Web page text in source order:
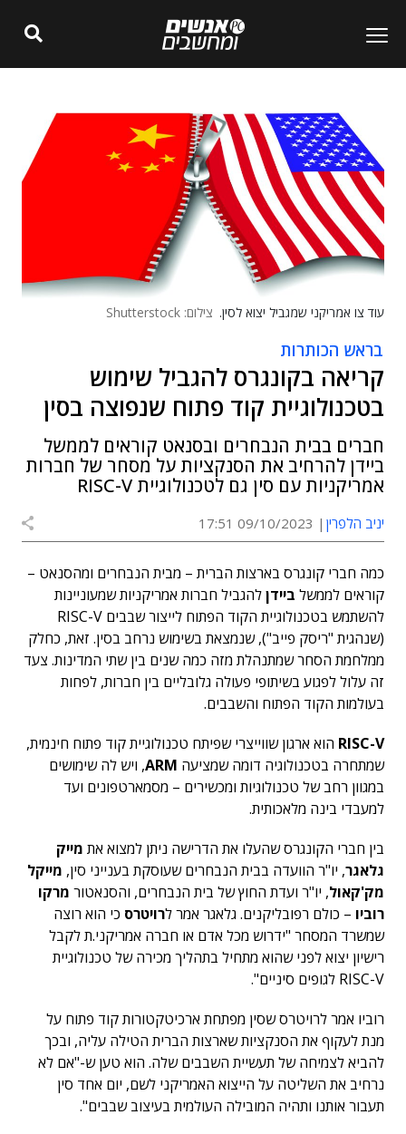
עוד צו אמריקני שמגביל יצוא לסין. צילום: Shutterstock
בראש הכותרות
קריאה בקונגרס להגביל שימוש
בטכנולוגיית קוד פתוח שנפוצה בסין
חברים בבית הנבחרים ובסנאט קוראים לממשל
ביידן להרחיב את הסנקציות על מסחר של חברות
אמריקניות עם סין גם לטכנולוגיית RISC-V
יניב הלפרין 09/10/2023 17:51
כמה חברי קונגרס בארצות הברית – מבית הנבחרים ומהסנאט –
קוראים לממשל ביידןלהגביל חברות אמריקניות שמעוניינות
להשתמש בטכנולוגיית הקוד הפתוח לייצור שבבים RISC-V
(שנהגית "ריסק פייב"), שנמצאת בשימוש נרחב בסין. זאת, כחלק
ממלחמת הסחר שמתנהלת מזה כמה שנים בין שתי המדינות. צעד
זה עלול לפגוע בשיתופי פעולה גלובליים בין חברות, לפחות
בעולמות הקוד הפתוח והשבבים.
RISC-V הוא ארגון שווייצרי שפיתח טכנולוגיית קוד פתוח חינמית,
שמתחרה בטכנולוגיה דומה שמציעה ARM, ויש לה שימושים
במגוון רחב של טכנולוגיות ומכשירים – מסמארטפונים ועד
למעבדי בינה מלאכותית.
בין חברי הקונגרס שהעלו את הדרישה ניתן למצוא את מייק
גלאגר, יו"ר הוועדה בבית הנבחרים שעוסקת בענייני סין, מייקל
מק'קאול, יו"ר ועדת החוץ של בית הנבחרים, והסנאטור מרקו
רוביו – כולם רפובליקנים. גלאגר אמר לרויטרס כי הוא רוצה
שמשרד המסחר "ידרוש מכל אדם או חברה אמריקני.ת לקבל
רישיון יצוא לפני שהוא מתחיל בתהליך מכירה של טכנולוגיית
RISC-V לגופים סיניים".
רוביו אמר לרויטרס שסין מפתחת ארכיטקטורות קוד פתוח על
מנת לעקוף את הסנקציות שארצות הברית הטילה עליה, ובכך
להביא לצמיחה של תעשיית השבבים שלה. הוא טען ש-"אם לא
נרחיב את השליטה על הייצוא האמריקני לשם, יום אחד סין
תעבור אותנו ותהיה המובילה העולמית בעיצוב שבבים".